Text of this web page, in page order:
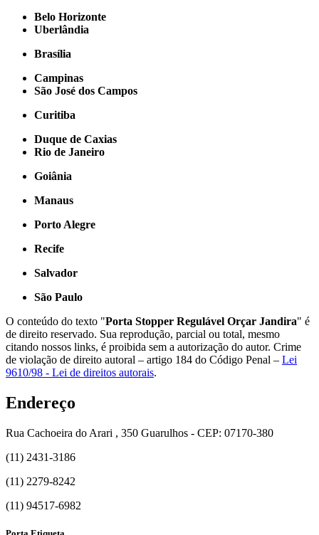
Belo Horizonte
Uberlândia
Brasília
Campinas
São José dos Campos
Curitiba
Duque de Caxias
Rio de Janeiro
Goiânia
Manaus
Porto Alegre
Recife
Salvador
São Paulo
O conteúdo do texto "Porta Stopper Regulável Orçar Jandira" é
de direito reservado. Sua reprodução, parcial ou total, mesmo
citando nossos links, é proibida sem a autorização do autor. Crime
de violação de direito autoral – artigo 184 do Código Penal – Lei
9610/98 - Lei de direitos autorais.
Endereço
Rua Cachoeira do Arari , 350 Guarulhos - CEP: 07170-380
(11) 2431-3186
(11) 2279-8242
(11) 94517-6982